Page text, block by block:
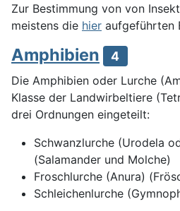
Zur Bestimmung von von
meistens die hier aufgeführten
Amphibien 4
Die Amphibien oder Lurche
Klasse der Landwirbeltiere
drei Ordnungen eingeteilt:
Schwanzlurche (Urodela
(Salamander und Molche)
Froschlurche (Anura)
Schleichenlurche